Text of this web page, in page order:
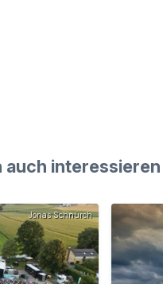
auch interessieren
Jonas Schnürch